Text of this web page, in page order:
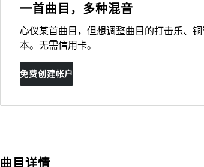
一首曲目，多种混音
心仪某首曲目，但想调整曲目的打击乐、
本。无需信用卡。
免费创建帐户
曲目详情